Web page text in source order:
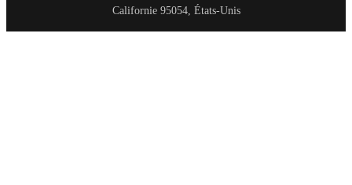
Californie 95054, États-Unis